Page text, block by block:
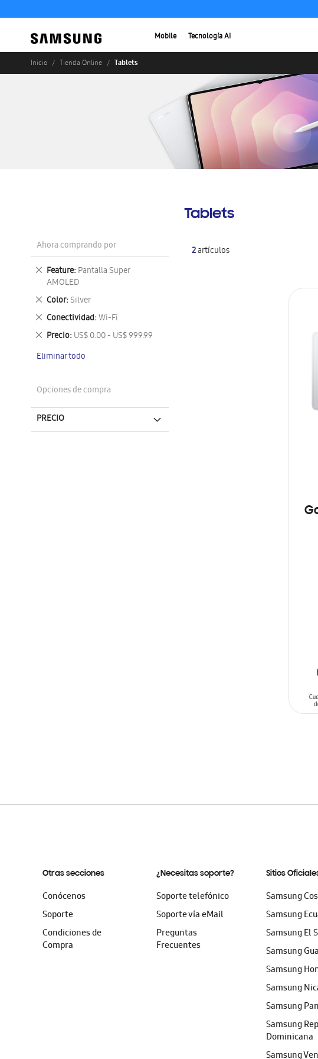
Mobile Tecnología AI
Inicio Tienda Online Tablets
Tablets
2artículos
Ahora comprando por
Feature Pantalla Super
AMOLED
Eliminar
este
artículo
Color Silver
Eliminar
este
artículo
Conectividad Wi-Fi
Eliminar
este
artículo
Precio US$ 0.00 - US$ 999.99
Eliminar
artículo
Eliminar todo
Opciones de compra
PRECIO
Otras secciones
Conócenos
Soporte
Condiciones de
Compra
¿Necesitas soporte?
Soporte telefónico
Soporte vía eMail
Preguntas
Frecuentes
Sitios
Samsung
Samsung
Samsung El
Samsung
Samsung
Samsung
Samsung
Samsung
Dominicana
Samsung